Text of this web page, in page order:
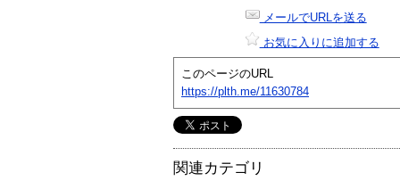
メールでURLを送る
お気に入りに追加する
このページのURL
https://plth.me/11630784
関連カテゴリ